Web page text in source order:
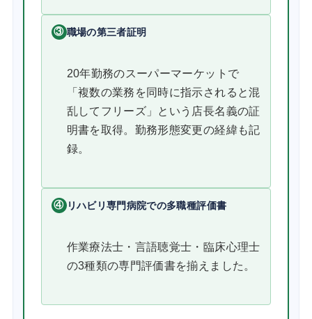
③ 職場の第三者証明
20年勤務のスーパーマーケットで
「複数の業務を同時に指示されると混
乱してフリーズ」という店長名義の証
明書を取得。勤務形態変更の経緯も記
録。
④ リハビリ専門病院での多職種評価書
作業療法士・言語聴覚士・臨床心理士
の3種類の専門評価書を揃えました。